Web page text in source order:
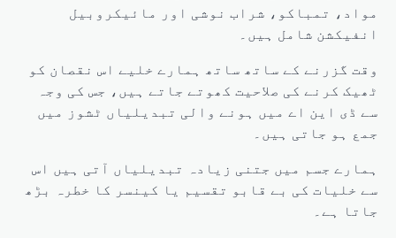
مواد، تمباکو، شراب نوشی اور مائیکروبیل
انفیکشن شامل ہیں۔
وقت گزرنے کے ساتھ ساتھ ہمارے خلیے اس نقصان کو
ٹھیک کرنے کی صلاحیت کھوتے جاتے ہیں، جس کی وجہ
سے ڈی این اے میں ہونے والی تبدیلیاں ٹشوز میں
جمع ہو جاتی ہیں۔
ہمارے جسم میں جتنی زیادہ تبدیلیاں آتی ہیں اس
سے خلیات کی بے قابو تقسیم یا کینسر کا خطرہ بڑھ
جاتا ہے۔